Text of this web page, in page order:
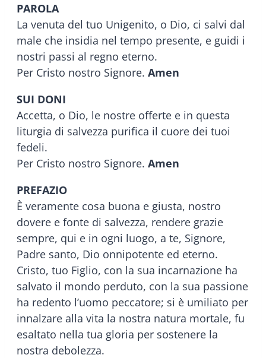
PAROLA
La venuta del tuo Unigenito, o Dio, ci salvi dal
male che insidia nel tempo presente, e guidi i
nostri passi al regno eterno.
Per Cristo nostro Signore. Amen
SUI DONI
Accetta, o Dio, le nostre offerte e in questa
liturgia di salvezza purifica il cuore dei tuoi
fedeli.
Per Cristo nostro Signore. Amen
PREFAZIO
È veramente cosa buona e giusta, nostro
dovere e fonte di salvezza, rendere grazie
sempre, qui e in ogni luogo, a te, Signore,
Padre santo, Dio onnipotente ed eterno.
Cristo, tuo Figlio, con la sua incarnazione ha
salvato il mondo perduto, con la sua passione
ha redento l’uomo peccatore; si è umiliato per
innalzare alla vita la nostra natura mortale, fu
esaltato nella tua gloria per sostenere la
nostra debolezza.